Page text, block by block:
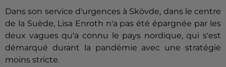
Dans son service d'urgences à Skövde, dans le centre
de la Suède, Lisa Enroth n'a pas été épargnée par les
deux vagues qu'a connu le pays nordique, qui s'est
démarqué durant la pandémie avec une stratégie
moins stricte.